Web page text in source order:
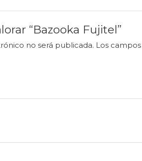
“Bazooka Fujitel”
no será publicada. Los